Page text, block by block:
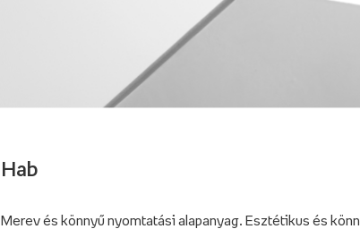
Hab
Merev és könnyű nyomtatási alapanyag. Esztétikus és